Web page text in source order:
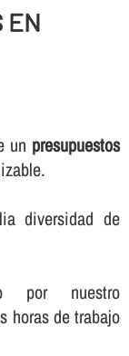
EN
un presupuestos
diversidad de
por nuestro
horas de trabajo